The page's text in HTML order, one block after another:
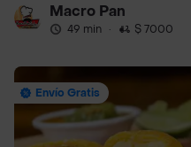
Macro Pan
49 min · $ 7000
Envío Gratis